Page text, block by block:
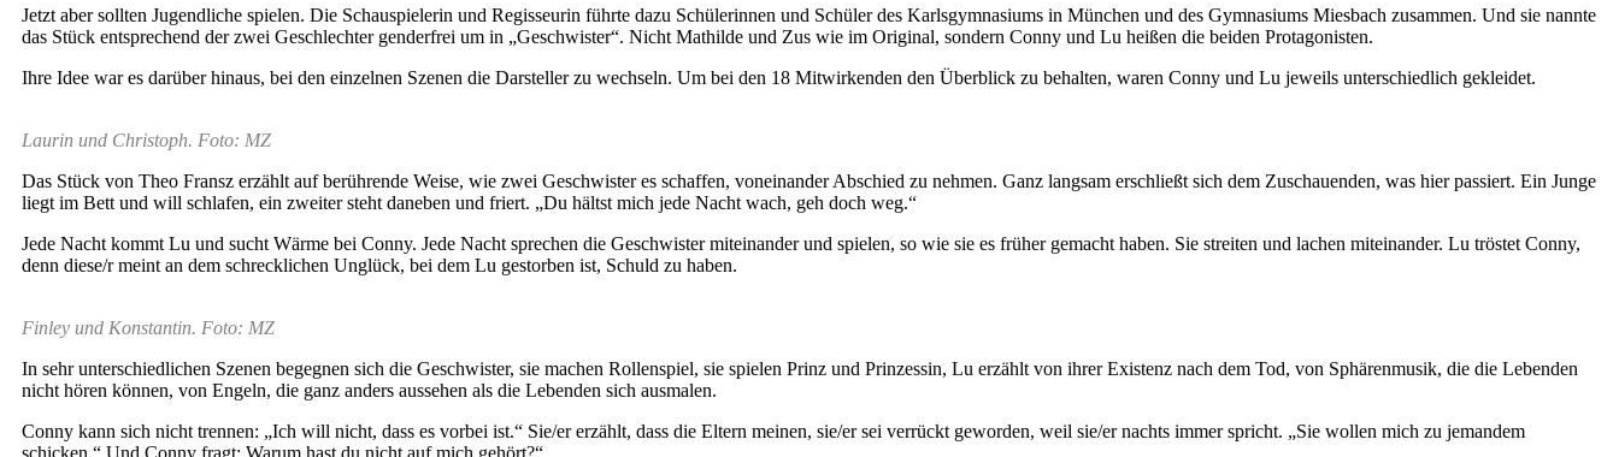
Jetzt aber sollten Jugendliche spielen. Die Schauspielerin und Regisseurin führte dazu Schülerinnen und Schüler des Karlsgymnasiums in München und des Gymnasiums Miesbach zusammen. Und sie nannte
das Stück entsprechend der zwei Geschlechter genderfrei um in „Geschwister“. Nicht Mathilde und Zus wie im Original, sondern Conny und Lu heißen die beiden Protagonisten.
Ihre Idee war es darüber hinaus, bei den einzelnen Szenen die Darsteller zu wechseln. Um bei den 18 Mitwirkenden den Überblick zu behalten, waren Conny und Lu jeweils unterschiedlich gekleidet.
Laurin und Christoph. Foto: MZ
Das Stück von Theo Fransz erzählt auf berührende Weise, wie zwei Geschwister es schaffen, voneinander Abschied zu nehmen. Ganz langsam erschließt sich dem Zuschauenden, was hier passiert. Ein Junge
liegt im Bett und will schlafen, ein zweiter steht daneben und friert. „Du hältst mich jede Nacht wach, geh doch weg.“
Jede Nacht kommt Lu und sucht Wärme bei Conny. Jede Nacht sprechen die Geschwister miteinander und spielen, so wie sie es früher gemacht haben. Sie streiten und lachen miteinander. Lu tröstet Conny,
denn diese/r meint an dem schrecklichen Unglück, bei dem Lu gestorben ist, Schuld zu haben.
Finley und Konstantin. Foto: MZ
In sehr unterschiedlichen Szenen begegnen sich die Geschwister, sie machen Rollenspiel, sie spielen Prinz und Prinzessin, Lu erzählt von ihrer Existenz nach dem Tod, von Sphärenmusik, die die Lebenden
nicht hören können, von Engeln, die ganz anders aussehen als die Lebenden sich ausmalen.
Conny kann sich nicht trennen: „Ich will nicht, dass es vorbei ist.“ Sie/er erzählt, dass die Eltern meinen, sie/er sei verrückt geworden, weil sie/er nachts immer spricht. „Sie wollen mich zu jemandem
schicken.“ Und Conny fragt: Warum hast du nicht auf mich gehört?“